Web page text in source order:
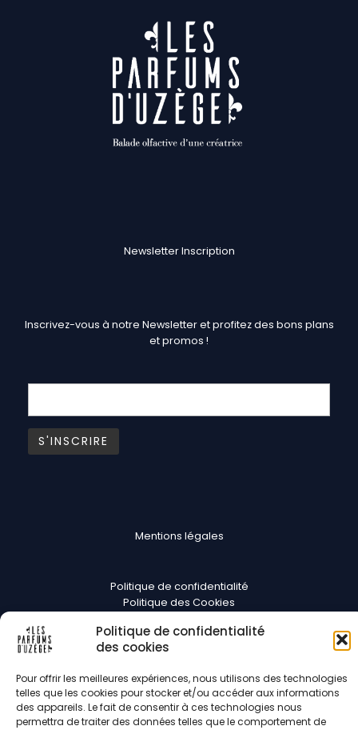
Politique de confidentialité
des cookies
Pour offrir les meilleures expériences, nous utilisons des technologies
telles que les cookies pour stocker et/ou accéder aux informations
des appareils. Le fait de consentir à ces technologies nous
permettra de traiter des données telles que le comportement de
Newsletter Inscription
Inscrivez-vous à notre Newsletter et profitez des bons plans
et promos !
Mentions légales
Politique de confidentialité
Politique des Cookies
Suivez-nous